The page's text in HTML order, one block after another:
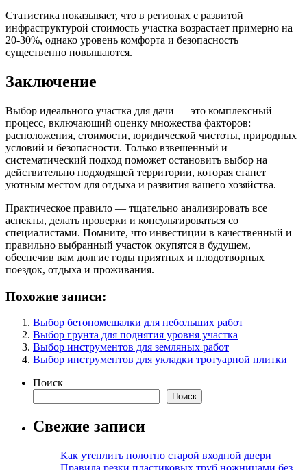
Статистика показывает, что в регионах с развитой
инфраструктурой стоимость участка возрастает примерно на
20-30%, однако уровень комфорта и безопасность
существенно повышаются.
Заключение
Выбор идеального участка для дачи — это комплексный
процесс, включающий оценку множества факторов:
расположения, стоимости, юридической чистоты, природных
условий и безопасности. Только взвешенный и
систематический подход поможет остановить выбор на
действительно подходящей территории, которая станет
уютным местом для отдыха и развития вашего хозяйства.
Практическое правило — тщательно анализировать все
аспекты, делать проверки и консультироваться со
специалистами. Помните, что инвестиции в качественный и
правильно выбранный участок окупятся в будущем,
обеспечив вам долгие годы приятных и плодотворных
поездок, отдыха и проживания.
Похожие записи:
Выбор бетономешалки для небольших работ
Выбор грунта для поднятия уровня участка
Выбор инструментов для земляных работ
Выбор инструментов для укладки тротуарной плитки
Поиск
Поиск
Свежие записи
Как утеплить полотно старой входной двери
Правила резки пластиковых труб ножницами без